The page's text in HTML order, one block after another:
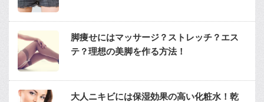
脚痩せにはマッサージ？ストレッチ？エス
テ？理想の美脚を作る方法！
大人ニキビには保湿効果の高い化粧水！乾